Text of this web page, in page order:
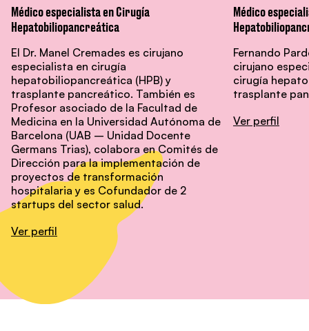
Médico especialista en Cirugía
Hepatobiliopancreática
El Dr. Manel Cremades es cirujano
especialista en cirugía
hepatobiliopancreática (HPB) y
trasplante pancreático. También es
Profesor asociado de la Facultad de
Medicina en la Universidad Autónoma de
Barcelona (UAB – Unidad Docente
Germans Trias), colabora en Comités de
Dirección para la implementación de
proyectos de transformación
hospitalaria y es Cofundador de 2
startups del sector salud.
Ver perfil
Médico
Fernando
cirujano
cirugía
trasplante
Ver perfil